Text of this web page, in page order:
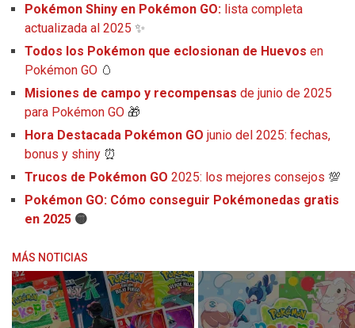
Pokémon Shiny en Pokémon GO: lista completa
actualizada al 2025 ✨
Todos los Pokémon que eclosionan de Huevos en
Pokémon GO 🥚
Misiones de campo y recompensas de junio de 2025
para Pokémon GO 🎁
Hora Destacada Pokémon GO junio del 2025: fechas,
bonus y shiny ⏰
Trucos de Pokémon GO 2025: los mejores consejos 💯
Pokémon GO: Cómo conseguir Pokémonedas gratis
en 2025 🟡
MÁS NOTICIAS